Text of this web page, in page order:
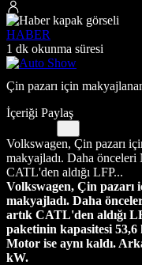
HABER
1 dk okunma süresi
Çin pazarı için
İçeriği Paylaş
Volkswagen, Çin pazarı
makyajladı. Daha
CATL'den aldığı LFP...
Volkswagen, Çin pazarı
makyajladı. Daha
artık CATL'den aldığı
paketinin kapasitesi
Motor ise aynı kaldı.
kW.